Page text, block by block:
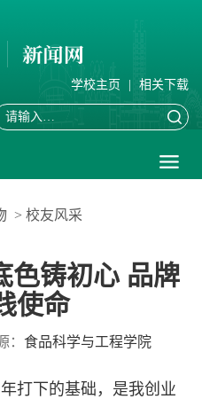
学校主页 相关下载
> 校友风采
色铸初心 品牌
使命
： 食品科学与工程学院
打下的基础，是我创业